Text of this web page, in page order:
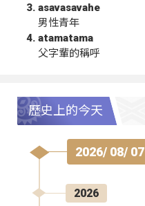
asavasavahe
男性青年
atamatama
父字輩的稱呼
歷史上的今天
2026/ 08/ 07
2026